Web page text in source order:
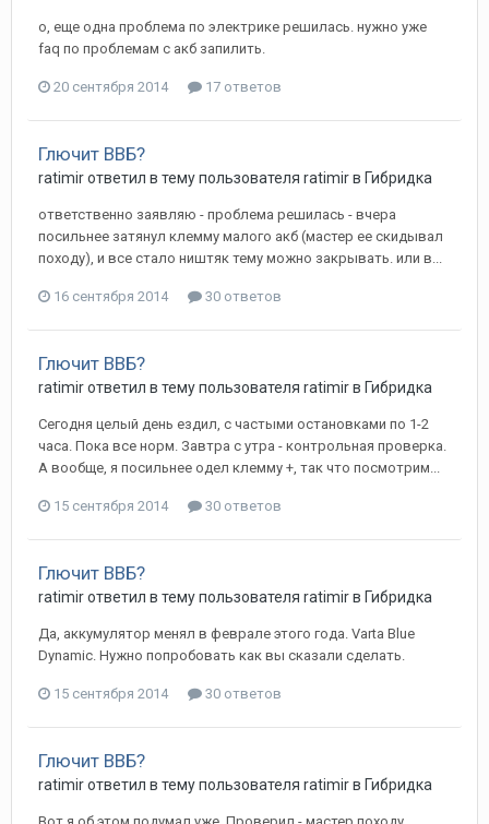
о, еще одна проблема по электрике решилась. нужно уже
faq по проблемам с акб запилить.
20 сентября 2014 17 ответов
Глючит ВВБ?
ratimirответил в тему пользователя ratimirв Гибридка
ответственно заявляю - проблема решилась - вчера
посильнее затянул клемму малого акб (мастер ее скидывал
походу), и все стало ништяк тему можно закрывать. или в...
16 сентября 2014 30 ответов
Глючит ВВБ?
ratimirответил в тему пользователя ratimirв Гибридка
Сегодня целый день ездил, с частыми остановками по 1-2
часа. Пока все норм. Завтра с утра - контрольная проверка.
А вообще, я посильнее одел клемму +, так что посмотрим...
15 сентября 2014 30 ответов
Глючит ВВБ?
ratimirответил в тему пользователя ratimirв Гибридка
Да, аккумулятор менял в феврале этого года. Varta Blue
Dynamic. Нужно попробовать как вы сказали сделать.
15 сентября 2014 30 ответов
Глючит ВВБ?
ratimirответил в тему пользователя ratimirв Гибридка